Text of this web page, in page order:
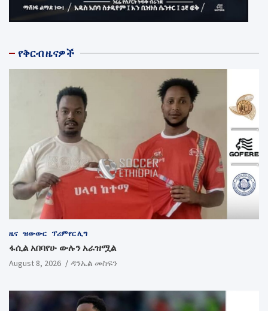
የቅርብ ዜናዎች
ዜና ዝውውር ፕሪምየር ሊግ
ፋሲል አበባየሁ ውሉን አራዝሟል
August 8, 2026 ዳንኤል መስፍን